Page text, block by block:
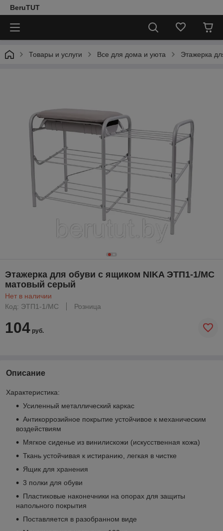
BeruTUT
Товары и услуги Все для дома и уюта Этажерка
Этажерка для обуви с ящиком NIKA ЭТП1-1/МС
матовый серый
Нет в наличии
Код: ЭТП1-1/МС
Розница
104 руб.
Описание
Характеристика:
Усиленный металлический каркас
Антикоррозийное покрытие устойчивое к механическим
воздействиям
Мягкое сиденье из винилискожи (искусственная кожа)
Ткань устойчивая к истиранию, легкая в чистке
Ящик для хранения
3 полки для обуви
Пластиковые наконечники на опорах для защиты
напольного покрытия
Поставляется в разобранном виде